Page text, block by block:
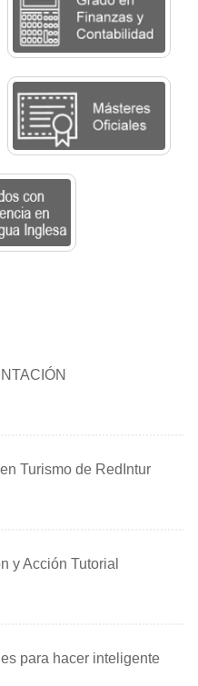
Turismo de RedIntur
y Acción Tutorial
para hacer inteligente